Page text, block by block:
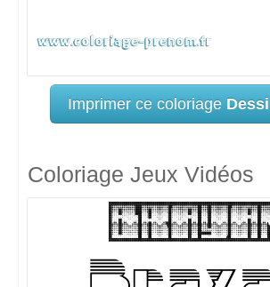
Imprimer ce coloriage
Coloriage Jeux Vidéos